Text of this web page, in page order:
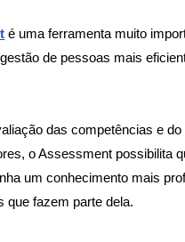
é uma ferramenta muito
de pessoas mais
das competências e
o Assessment possibilita
um conhecimento mais
que fazem parte dela.